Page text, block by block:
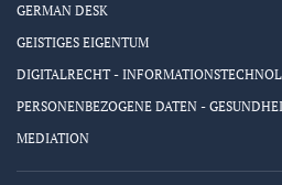
GERMAN DESK
GEISTIGES EIGENTUM
DIGITALRECHT -
PERSONENBEZOGENE DATEN -
MEDIATION